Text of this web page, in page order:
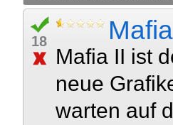
18
Mafia II ist
neue
warten auf